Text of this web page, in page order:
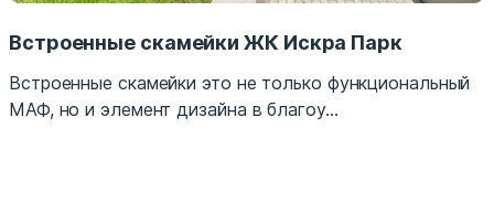
Встроенные скамейки ЖК Искра Парк
Встроенные скамейки это не только функциональный
МАФ, но и элемент дизайна в благоу...